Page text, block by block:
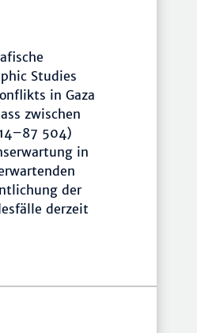
Studies
in Gaza
zwischen
504)
in
der
derzeit